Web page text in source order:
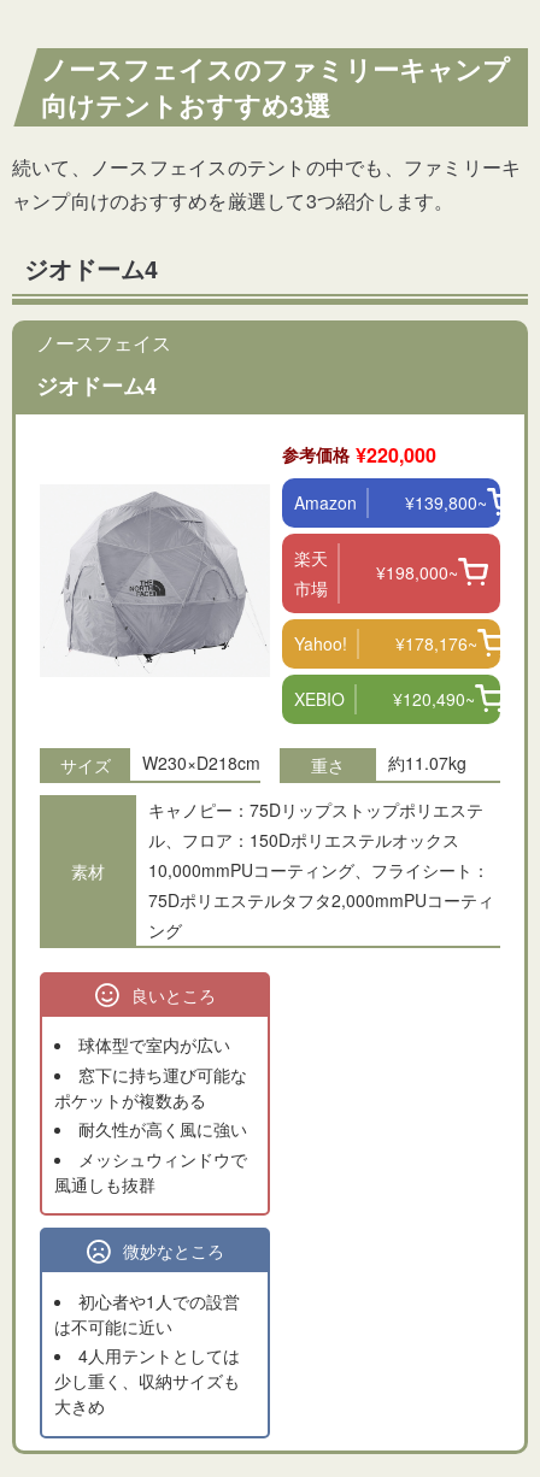
ノースフェイスのファミリーキャンプ
向けテントおすすめ3選
続いて、ノースフェイスのテントの中でも、ファミリーキ
ャンプ向けのおすすめを厳選して3つ紹介します。
ジオドーム4
ノースフェイス
ジオドーム4
参考価格 ¥220,000
Amazon ¥139,800~
楽天
市場
¥198,000~
Yahoo! ¥178,176~
XEBIO ¥120,490~
サイズ W230×D218cm 重さ 約11.07kg
素材
キャノピー：75Dリップストップポリエステ
ル、フロア：150Dポリエステルオックス
10,000mmPUコーティング、フライシート：
75Dポリエステルタフタ2,000mmPUコーティ
ング
良いところ
球体型で室内が広い
窓下に持ち運び可能な
ポケットが複数ある
耐久性が高く風に強い
メッシュウィンドウで
風通しも抜群
微妙なところ
初心者や1人での設営
は不可能に近い
4人用テントとしては
少し重く、収納サイズも
大きめ